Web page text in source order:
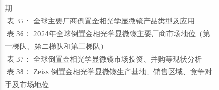
期
表 35： 全球主要厂商倒置金相光学显微镜产品类型及应用
表 36： 2024年全球倒置金相光学显微镜主要厂商市场地位（第
一梯队、第二梯队和第三梯队）
表 37： 全球倒置金相光学显微镜市场投资、并购等现状分析
表 38： Zeiss 倒置金相光学显微镜生产基地、销售区域、竞争对
手及市场地位